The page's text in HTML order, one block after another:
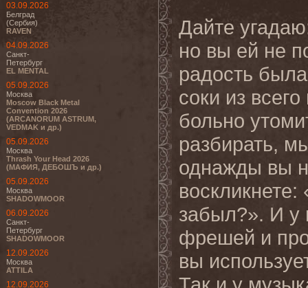
03.09.2026
Белград
(Сербия)
RAVEN
04.09.2026
Санкт-
Петербург
EL MENTAL
05.09.2026
Москва
Moscow Black Metal
Convention 2026
(ARCANORUM ASTRUM,
VEDMAK и др.)
05.09.2026
Москва
Thrash Your Head 2026
(МАФИЯ, ДЕБОШЪ и др.)
05.09.2026
Москва
SHADOWMOOR
06.09.2026
Санкт-
Петербург
SHADOWMOOR
12.09.2026
Москва
ATTILA
12.09.2026
Дайте
но вы ей не
радость
соки из
больно
разбирать,
однажды вы
забыл?». И у
фрешей и
вы